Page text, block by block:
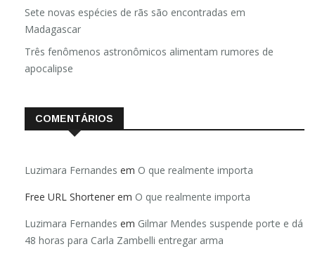
Sete novas espécies de rãs são encontradas em
Madagascar
Três fenômenos astronômicos alimentam rumores de
apocalipse
COMENTÁRIOS
Luzimara Fernandes em O que realmente importa
Free URL Shortener em O que realmente importa
Luzimara Fernandes em Gilmar Mendes suspende porte e dá
48 horas para Carla Zambelli entregar arma